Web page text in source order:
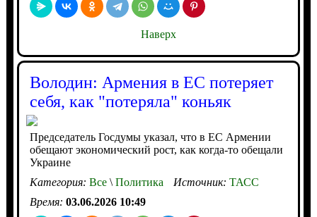
Наверх
Володин: Армения в ЕС потеряет
себя, как "потеряла" коньяк
Председатель Госдумы указал, что в ЕС Армении
обещают экономический рост, как когда-то обещали
Украине
Категория: Все\Политика Источник: ТАСС
Время: 03.06.2026 10:49